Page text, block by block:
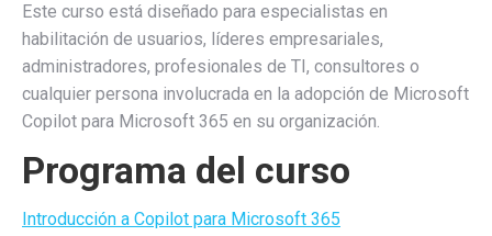
Este curso está diseñado para especialistas en
habilitación de usuarios, líderes empresariales,
administradores, profesionales de TI, consultores o
cualquier persona involucrada en la adopción de Microsoft
Copilot para Microsoft 365 en su organización.
Programa del curso
Introducción a Copilot para Microsoft 365